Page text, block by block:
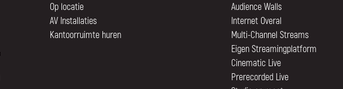
Op locatie
AV Installaties
Kantoorruimte huren
Audience Walls
Internet Overal
Multi-Channel Streams
Eigen Streamingplatform
Cinematic Live
Prerecorded Live